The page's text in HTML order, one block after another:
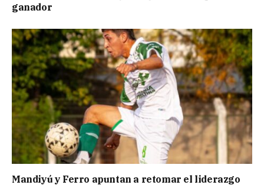
ganador
Mandiyú y Ferro apuntan a retomar el liderazgo